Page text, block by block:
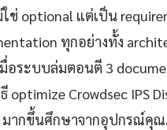
ช่ optional แต่เป็น
ทุกอย่างทั้ง
มื่อระบบล่มตอนตี 3
optimize Crowdsec IPS
มากขึ้นศึกษาจากอุปกรณ์คุ